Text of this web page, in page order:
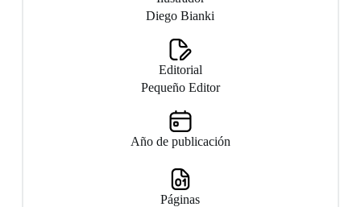
Diego Bianki
Editorial
Pequeño Editor
Año de publicación
Páginas